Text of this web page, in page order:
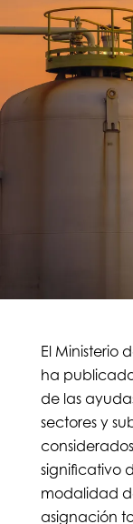
El Ministerio
ha
de las
sectores y
significativo
modalidad
asignación